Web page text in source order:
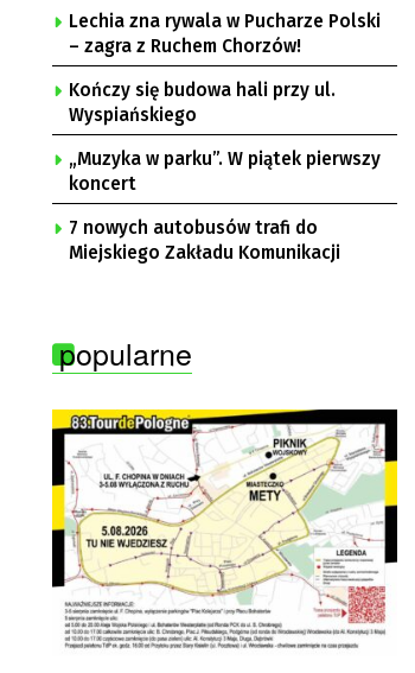
Lechia zna rywala w Pucharze Polski
– zagra z Ruchem Chorzów!
Kończy się budowa hali przy ul.
Wyspiańskiego
„Muzyka w parku”. W piątek pierwszy
koncert
7 nowych autobusów trafi do
Miejskiego Zakładu Komunikacji
popularne